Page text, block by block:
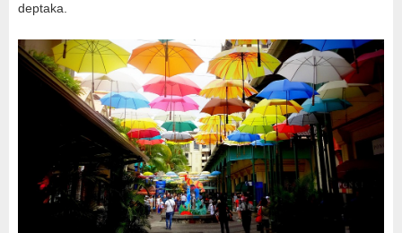
deptaka.